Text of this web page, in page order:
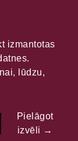
izmantotas
lūdzu,
Pielāgot
izvēli →